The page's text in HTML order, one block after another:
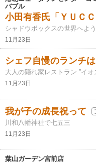
バブル
小田有香氏「ＹＵＣＣ
シャドウボックスの世界へよ
11月23日
シェフ自慢のランチ
大人の隠れ家レストラン ”イオ
11月23日
我が子の成長祝って
川和八幡神社で七五三
11月23日
葉山ガーデン宮前店